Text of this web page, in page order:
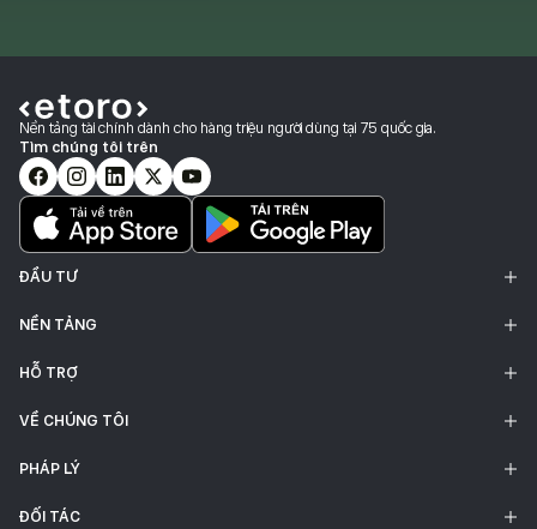
Nền tảng tài chính dành cho hàng triệu người dùng tại 75 quốc gia.
Tìm chúng tôi trên
ĐẦU TƯ
NỀN TẢNG
HỖ TRỢ
VỀ CHÚNG TÔI
PHÁP LÝ
ĐỐI TÁC